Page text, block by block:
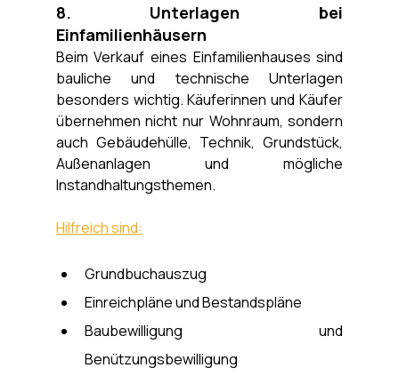
8. Unterlagen bei
Einfamilienhäusern
Beim Verkauf eines Einfamilienhauses sind
bauliche und technische Unterlagen
besonders wichtig. Käuferinnen und Käufer
übernehmen nicht nur Wohnraum, sondern
auch Gebäudehülle, Technik, Grundstück,
Außenanlagen und mögliche
Instandhaltungsthemen.
Hilfreich sind:
Grundbuchauszug
Einreichpläne und Bestandspläne
Baubewilligung und
Benützungsbewilligung